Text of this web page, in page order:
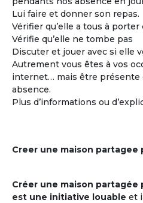
Lui faire et donner son repas.
Vérifier qu’elle a tous à porter
Vérifie qu’elle ne tombe pas
Discuter et jouer avec si elle
Autrement vous êtes à vos
internet… mais être présente
absence.
Plus d’informations ou
Creer une maison partagee
Créer une maison partagée
est une initiative louable et